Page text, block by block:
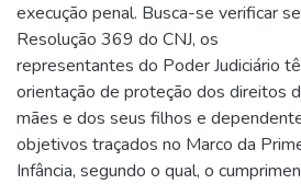
execução penal. Busca-se verificar
Resolução 369 do CNJ, os
representantes do Poder Judiciário
orientação de proteção dos direitos
mães e dos seus filhos e
objetivos traçados no Marco da
Infância, segundo o qual, o